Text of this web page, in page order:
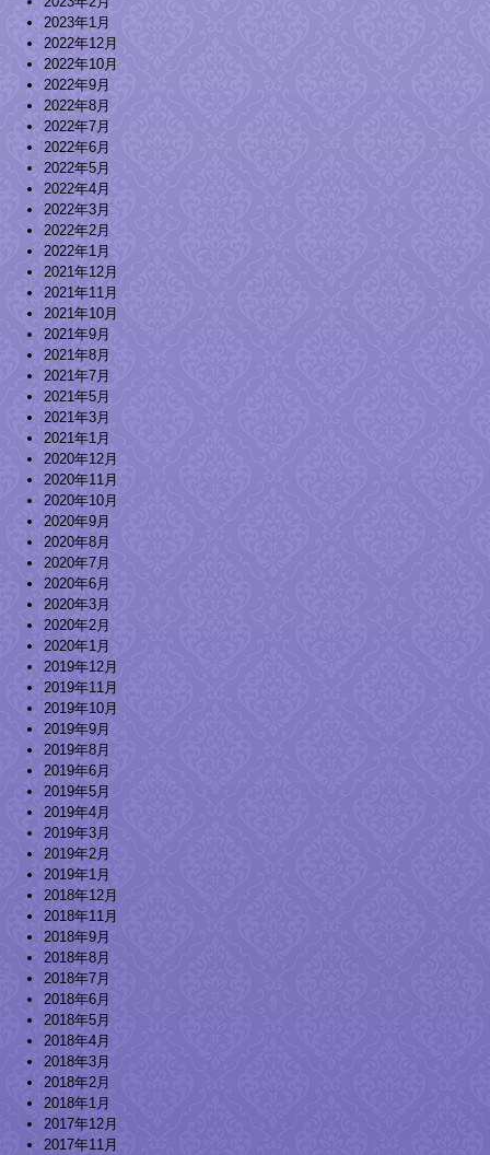
2023年1月
2022年12月
2022年10月
2022年9月
2022年8月
2022年7月
2022年6月
2022年5月
2022年4月
2022年3月
2022年2月
2022年1月
2021年12月
2021年11月
2021年10月
2021年9月
2021年8月
2021年7月
2021年5月
2021年3月
2021年1月
2020年12月
2020年11月
2020年10月
2020年9月
2020年8月
2020年7月
2020年6月
2020年3月
2020年2月
2020年1月
2019年12月
2019年11月
2019年10月
2019年9月
2019年8月
2019年6月
2019年5月
2019年4月
2019年3月
2019年2月
2019年1月
2018年12月
2018年11月
2018年9月
2018年8月
2018年7月
2018年6月
2018年5月
2018年4月
2018年3月
2018年2月
2018年1月
2017年12月
2017年11月